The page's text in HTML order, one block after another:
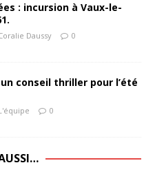
: incursion à Vaux-le-
Daussy 0
conseil thriller pour l’été
0